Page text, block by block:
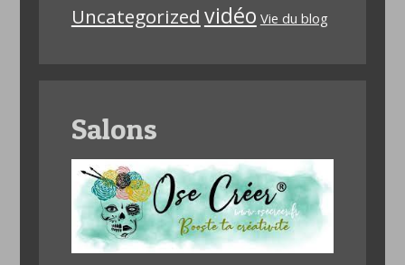
Uncategorized vidéo Vie du blog
Salons